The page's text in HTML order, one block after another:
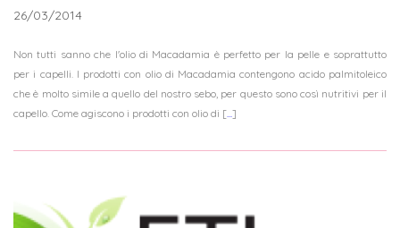
26/03/2014
Non tutti sanno che l'olio di Macadamia è perfetto per la pelle e soprattutto
per i capelli. I prodotti con olio di Macadamia contengono acido palmitoleico
che è molto simile a quello del nostro sebo, per questo sono così nutritivi per il
capello. Come agiscono i prodotti con olio di [...]